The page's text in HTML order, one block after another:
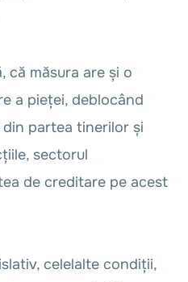
măsura are și o
a pieței, deblocând
partea tinerilor și
sectorul
de creditare pe acest
celelalte condiții,